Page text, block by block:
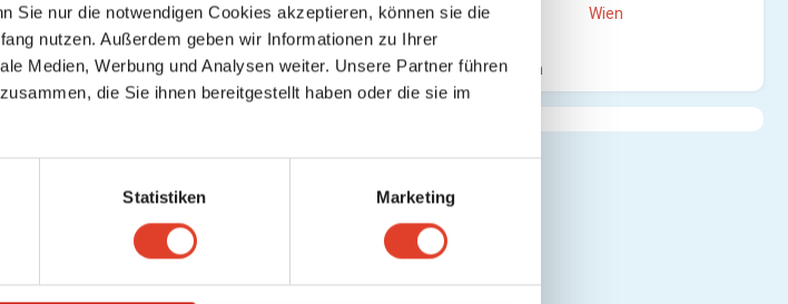
Sie nur die notwendigen Cookies akzeptieren, können sie die
nutzen. Außerdem geben wir Informationen zu Ihrer
Medien, Werbung und Analysen weiter. Unsere Partner führen
die Sie ihnen bereitgestellt haben oder die sie im
Statistiken Marketing
Vorarlberg
Wien
Mehr anzeigen